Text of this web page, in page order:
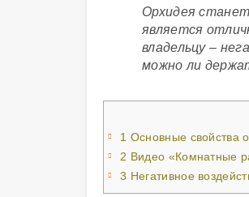
Орхидея
является
владельцу –
можно ли
1 Основные свойства
2 Видео «Комнатные
3 Негативное